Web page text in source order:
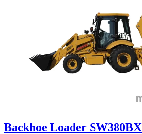
Backhoe Loader SW380BX